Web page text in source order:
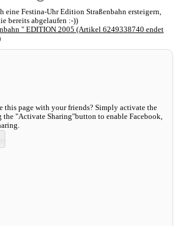
eine Festina-Uhr Edition Straßenbahn ersteigern,
bereits abgelaufen :-))
" EDITION 2005 (Artikel 6249338740 endet
this page with your friends? Simply activate the
"Activate Sharing"button to enable Facebook,